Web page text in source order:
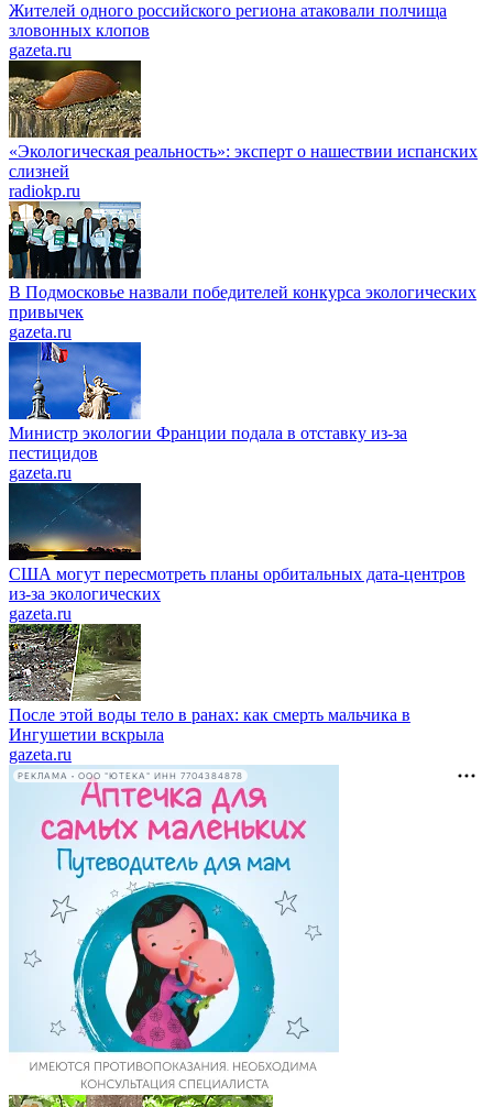
Жителей одного российского региона атаковали полчища
зловонных клопов
gazeta.ru
«Экологическая реальность»: эксперт о нашествии испанских
слизней
radiokp.ru
В Подмосковье назвали победителей конкурса экологических
привычек
gazeta.ru
Министр экологии Франции подала в отставку из-за
пестицидов
gazeta.ru
США могут пересмотреть планы орбитальных дата-центров
из-за экологических
gazeta.ru
После этой воды тело в ранах: как смерть мальчика в
Ингушетии вскрыла
gazeta.ru
РЕКЛАМА • ООО "ЮТЕКА" ИНН 7704384878